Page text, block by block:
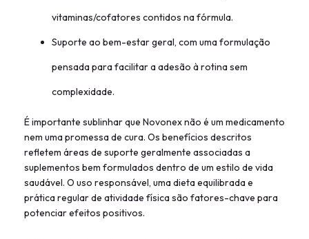
vitaminas/cofatores contidos na fórmula.
Suporte ao bem-estar geral, com uma formulação
pensada para facilitar a adesão à rotina sem
complexidade.
É importante sublinhar que Novonex não é um medicamento
nem uma promessa de cura. Os benefícios descritos
refletem áreas de suporte geralmente associadas a
suplementos bem formulados dentro de um estilo de vida
saudável. O uso responsável, uma dieta equilibrada e
prática regular de atividade física são fatores-chave para
potenciar efeitos positivos.